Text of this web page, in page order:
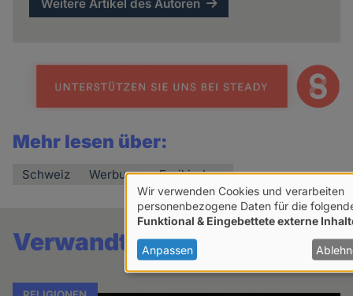
Weitere Artikel des Autoren
Mehr lesen über:
Schweiz Werbung Freikirchen
Verwandte Artikel
Verwendung
von
personenbezogenen
Daten
Wir verwenden Cookies und verarbeiten
personenbezogene Daten für die
Funktional & Eingebettete externe
Anpassen